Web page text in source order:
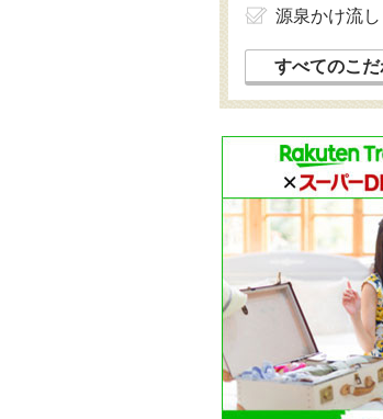
源泉かけ流し
すべてのこ